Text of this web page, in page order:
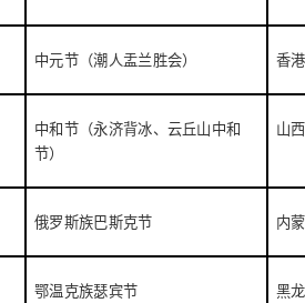
中元节（潮人盂兰胜会） 香
中和节（永济背冰、云丘山中和
节）
山
俄罗斯族巴斯克节 内
鄂温克族瑟宾节 黑